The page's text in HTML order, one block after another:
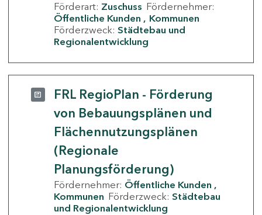
Förderart: Zuschuss Fördernehmer:
Öffentliche Kunden
Kommunen
Förderzweck: Städtebau und
Regionalentwicklung
FRL RegioPlan - Förderung
von Bebauungsplänen und
Flächennutzungsplänen
(Regionale
Planungsförderung)
Fördernehmer: Öffentliche Kunden
Kommunen Förderzweck: Städtebau
und Regionalentwicklung